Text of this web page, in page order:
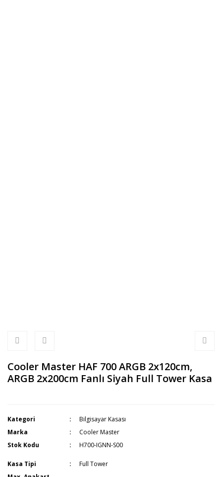
Cooler Master HAF 700 ARGB 2x120cm,
ARGB 2x200cm Fanlı Siyah Full Tower Kasa
Kategori
Bilgisayar Kasası
Marka
Cooler Master
Stok Kodu
H700-IGNN-S00
Kasa Tipi
Full Tower